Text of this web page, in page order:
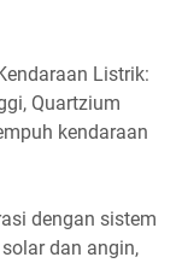
Listrik:
Quartzium
kendaraan
dengan sistem
dan angin,